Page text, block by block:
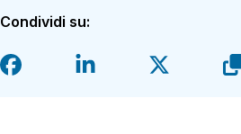
Condividi su: